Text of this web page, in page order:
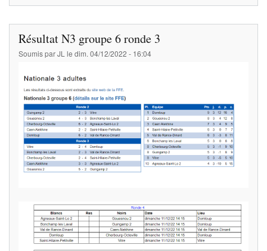
Résultat N3 groupe 6 ronde 3
Soumis parJL le dim. 04/12/2022 - 16:04